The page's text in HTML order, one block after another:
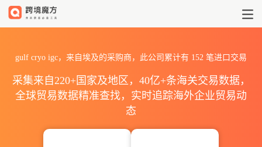
gulf cryo igc，来自埃及的采购商，此公司累计有 152 笔进口交易
采集来自220+国家及地区，40亿+条海关交易数据，
全球贸易数据精准查找，实时追踪海外企业贸易动
态